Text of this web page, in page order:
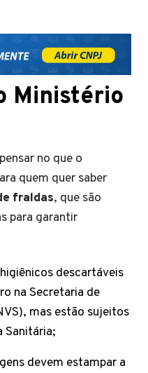
Ministério
no que o
quem quer saber
fraldas, que são
para garantir
descartáveis
na Secretaria de
mas estão sujeitos
Sanitária;
devem estampar a